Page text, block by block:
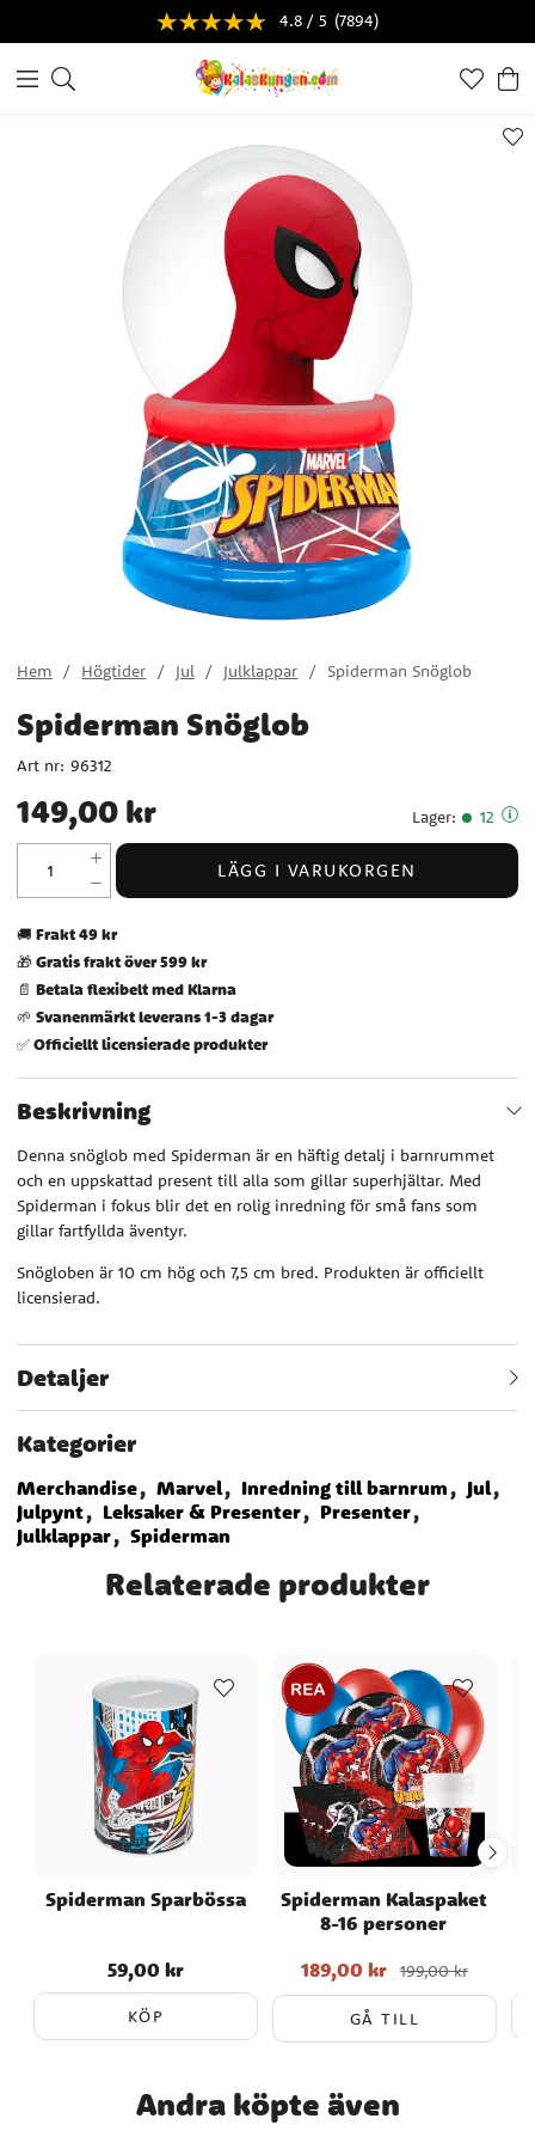
4.8 / 5 (7894)
Hem Högtider Jul Julklappar Spiderman Snöglob
Spiderman Snöglob
Art nr: 96312
Pris :149,00 kr
149,00 kr Lager: 12
LÄGG I VARUKORGEN
🚚 Frakt 49 kr
🎁 Gratis frakt över 599 kr
📄 Betala flexibelt med Klarna
🌱 Svanenmärkt leverans 1-3 dagar
✅Officiellt licensierade produkter
Beskrivning
Denna snöglob med Spiderman är en häftig detalj i barnrummet
och en uppskattad present till alla som gillar superhjältar. Med
Spiderman i fokus blir det en rolig inredning för små fans som
gillar fartfyllda äventyr.
Snögloben är 10 cm hög och 7,5 cm bred. Produkten är officiellt
licensierad.
Detaljer
Kategorier
Merchandise Marvel Inredning till barnrum
Jul
Julpynt
Leksaker & Presenter
Presenter
Julklappar
Spiderman
Relaterade produkter
Spiderman Sparbössa
Pris:59,00 kr
59,00 kr
KÖP
Spiderman Kalaspaket
8-16 personer
Nuvarande pris:
189,00 kr Tidigare pris
199,00 kr
189,00 kr 199,00 kr
GÅ TILL
Andra köpte även